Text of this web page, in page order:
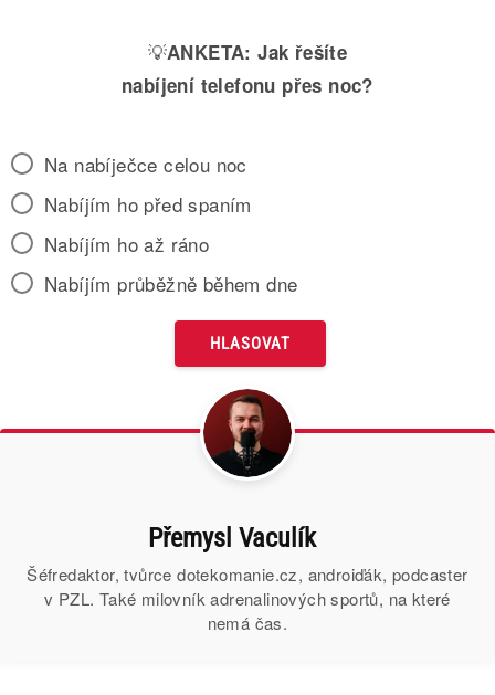
💡ANKETA: Jak řešíte
nabíjení telefonu přes noc?
Na nabíječce celou noc
Nabíjím ho před spaním
Nabíjím ho až ráno
Nabíjím průběžně během dne
Přemysl Vaculík
Šéfredaktor, tvůrce dotekomanie.cz, androiďák, podcaster
v PZL. Také milovník adrenalinových sportů, na které
nemá čas.